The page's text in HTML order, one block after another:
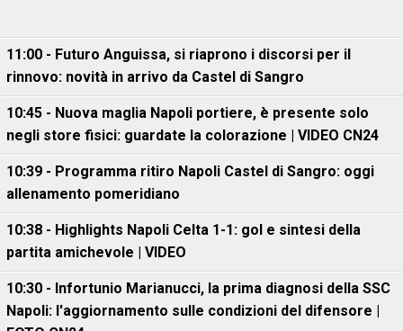
11:00 - Futuro Anguissa, si riaprono i discorsi per il
rinnovo: novità in arrivo da Castel di Sangro
10:45 - Nuova maglia Napoli portiere, è presente solo
negli store fisici: guardate la colorazione | VIDEO CN24
10:39 - Programma ritiro Napoli Castel di Sangro: oggi
allenamento pomeridiano
10:38 - Highlights Napoli Celta 1-1: gol e sintesi della
partita amichevole | VIDEO
10:30 - Infortunio Marianucci, la prima diagnosi della SSC
Napoli: l'aggiornamento sulle condizioni del difensore |